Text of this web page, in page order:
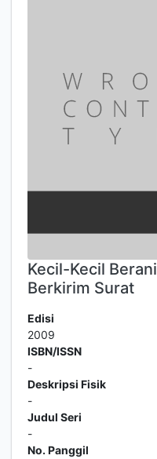
Kecil-Kecil Berani
Berkirim Surat
Edisi
2009
ISBN/ISSN
-
Deskripsi Fisik
-
Judul Seri
-
No. Panggil